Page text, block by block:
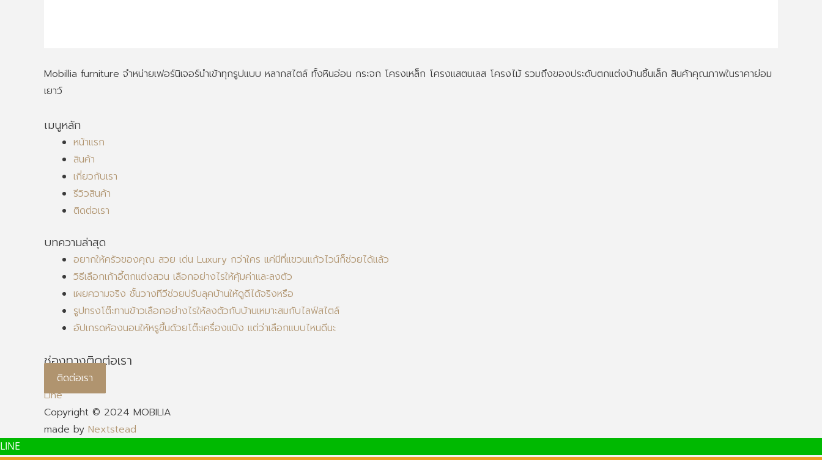
Mobillia furniture จำหน่ายเฟอร์นิเจอร์นำเข้าทุกรูปแบบ หลากสไตล์ ทั้งหินอ่อน กระจก โครงเหล็ก โครงแสตนเลส โครงไม้ รวมถึงของประดับตกแต่งบ้านชิ้นเล็ก สินค้าคุณภาพในราคาย่อม
เยาว์
เมนูหลัก
หน้าแรก
สินค้า
เกี่ยวกับเรา
รีวิวสินค้า
ติดต่อเรา
บทความล่าสุด
อยากให้ครัวของคุณ สวย เด่น Luxury กว่าใคร แค่มีที่แขวนแก้วไวน์ก็ช่วยได้แล้ว
วิธีเลือกเก้าอี้ตกแต่งสวน เลือกอย่างไรให้คุ้มค่าและลงตัว
เผยความจริง ชั้นวางทีวีช่วยปรับลุคบ้านให้ดูดีได้จริงหรือ
รูปทรงโต๊ะทานข้าวเลือกอย่างไรให้ลงตัวกับบ้านเหมาะสมกับไลฟ์สไตล์
อัปเกรดห้องนอนให้หรูขึ้นด้วยโต๊ะเครื่องแป้ง แต่ว่าเลือกแบบไหนดีนะ
ช่องทางติดต่อเรา
ติดต่อเรา
Line
Copyright © 2024 MOBILIA
made by Nextstead
LINE